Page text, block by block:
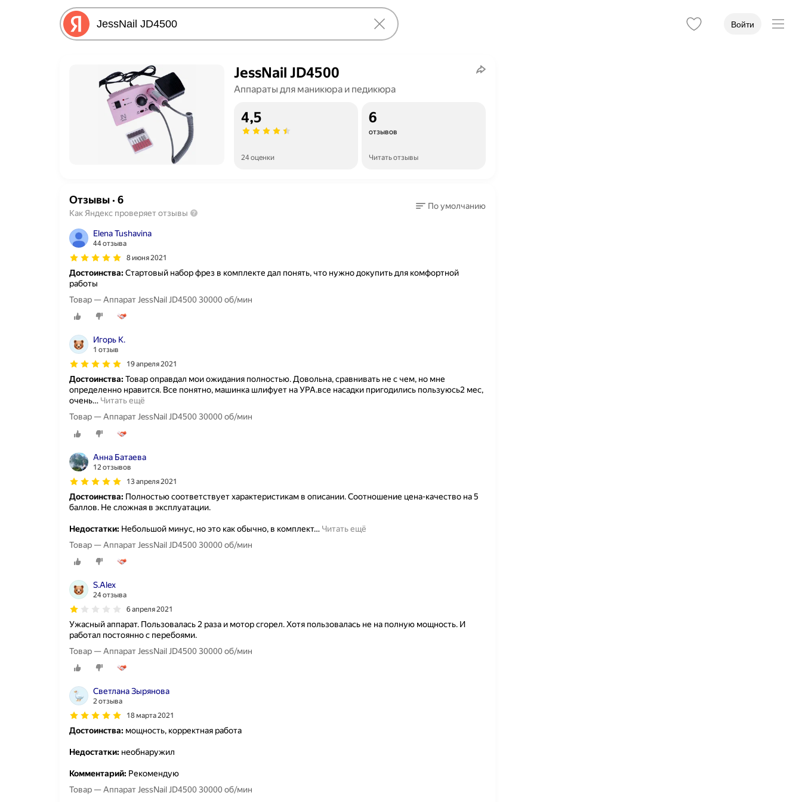
Войти
JessNail JD4500
Аппараты для маникюра и педикюра
4,5
24 оценки
6
отзывов
Читать отзывы
Отзывы· 6
Как Яндекс проверяет отзывы
По умолчанию
Elena Tushavina
44 отзыва
8 июня 2021
Достоинства:Стартовый набор фрез в комплекте дал понять, что нужно докупить для комфортной
работы
Товар — Аппарат JessNail JD4500 30000 об/мин
Игорь К.
1 отзыв
19 апреля 2021
Достоинства:Товар оправдал мои ожидания полностью. Довольна, сравнивать не с чем, но мне
определенно нравится. Все понятно, машинка шлифует на УРА.все насадки пригодились пользуюсь2 мес,
очень… Читать ещё
Товар — Аппарат JessNail JD4500 30000 об/мин
Анна Батаева
12 отзывов
13 апреля 2021
Достоинства: Полностью соответствует характеристикам в описании. Соотношение цена-качество на 5
баллов. Не сложная в эксплуатации.
Недостатки: Небольшой минус, но это как обычно, в комплект… Читать ещё
Товар — Аппарат JessNail JD4500 30000 об/мин
S.Alex
24 отзыва
6 апреля 2021
Ужасный аппарат. Пользовалась 2 раза и мотор сгорел. Хотя пользовалась не на полную мощность. И
работал постоянно с перебоями.
Товар — Аппарат JessNail JD4500 30000 об/мин
Светлана Зырянова
2 отзыва
18 марта 2021
Достоинства: мощность, корректная работа
Недостатки: необнаружил
Комментарий: Рекомендую
Товар — Аппарат JessNail JD4500 30000 об/мин